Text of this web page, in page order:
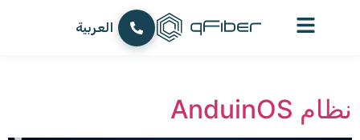
العربية
English
نظام AnduinOS